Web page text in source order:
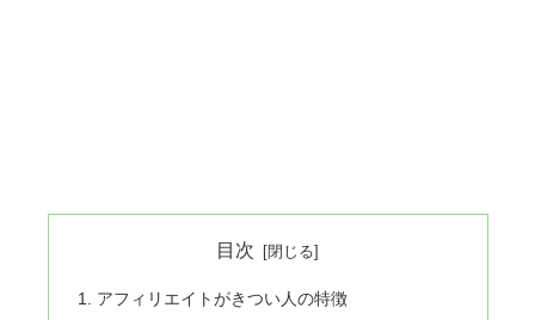
目次
アフィリエイトがきつい人の特徴